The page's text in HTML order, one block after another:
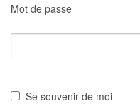
Mot de passe
Se souvenir de moi